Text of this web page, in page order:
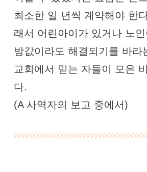
최소한 일 년씩 계약해야 한
래서 어린아이가 있거나 노
방값이라도 해결되기를 바라
교회에서 믿는 자들이 모은
다.
(A 사역자의 보고 중에서)